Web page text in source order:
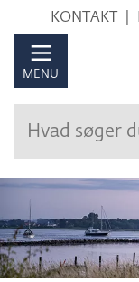
KONTAKT
MENU